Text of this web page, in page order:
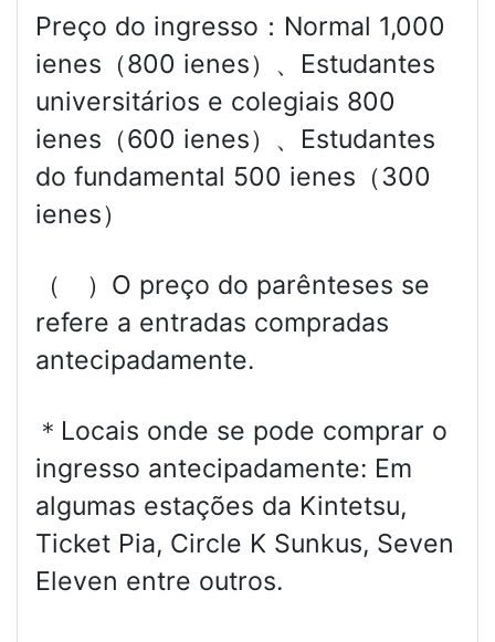
Preço do ingresso：Normal 1,000
ienes（800 ienes）、Estudantes
universitários e colegiais 800
ienes（600 ienes）、Estudantes
do fundamental 500 ienes（300
ienes）
（ ）O preço do parênteses se
refere a entradas compradas
antecipadamente.
＊Locais onde se pode comprar o
ingresso antecipadamente: Em
algumas estações da Kintetsu,
Ticket Pia, Circle K Sunkus, Seven
Eleven entre outros.